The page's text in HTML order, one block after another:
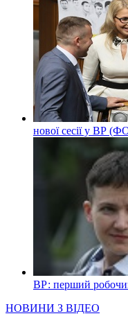
нової сесії у ВР
ВР: перший
НОВИНИ З ВІДЕО